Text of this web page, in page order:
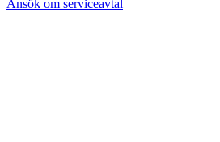
Ansök om serviceavtal